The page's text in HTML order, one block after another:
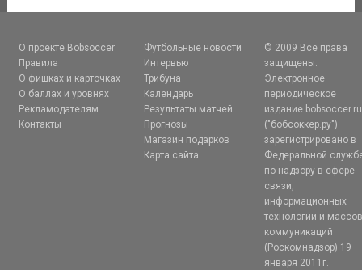
О проекте Bobsoccer
Правила
О фишках и карточках
О баллах и уровнях
Рекламодателям
Контакты
Футбольные новости
Интервью
Трибуна
Календарь
Результаты матчей
Прогнозы
Магазин подарков
Карта сайта
© 2009 Все права
защищены.
Электронное
периодическое
издание bobsoccer.ru
("бобсоккер.ру")
зарегистрировано в
Федеральной
по надзору в сфере
связи,
информационных
технологий и
коммуникаций
(Роскомнадзор) 19
января 2011г.